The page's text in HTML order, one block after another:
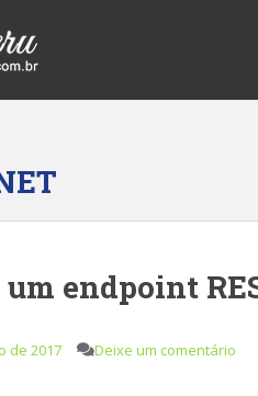
endpoint
de 2017 Deixe um comentário